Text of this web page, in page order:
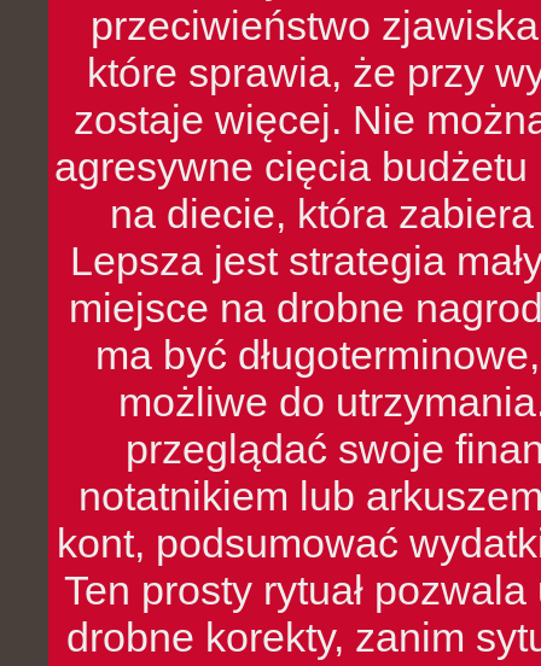
przeciwieństwo
które sprawia, że przy
zostaje więcej. Nie
agresywne cięcia
na diecie, która
Lepsza jest strategia
miejsce na drobne
ma być
możliwe do
przeglądać swoje
notatnikiem lub
kont, podsumować
Ten prosty rytuał
drobne korekty, zanim